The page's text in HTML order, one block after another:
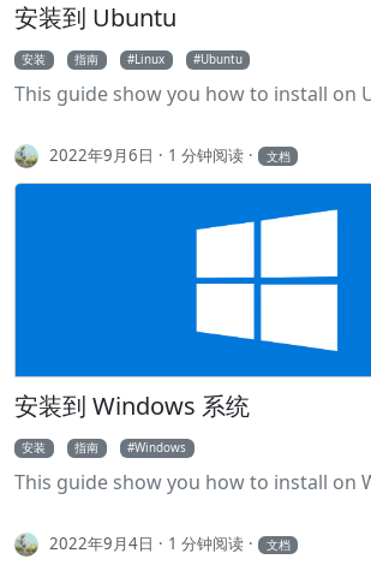
安装到 Ubuntu
安装 指南 Linux Ubuntu
This guide show you how to install on
2022年9月6日 1 分钟阅读 文档
安装到 Windows 系统
安装 指南 Windows
This guide show you how to install on
2022年9月4日 1 分钟阅读 文档